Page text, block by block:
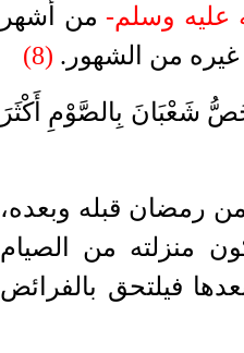
عليه وسلم-من أشهر
من الشهور .
(8)
شَعْبَانَ بِالصَّوْمِ أَكْثَرَ
رمضان قبله وبعده،
منزلته من الصيام
فيلتحق بالفرائض